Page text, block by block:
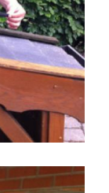
de un